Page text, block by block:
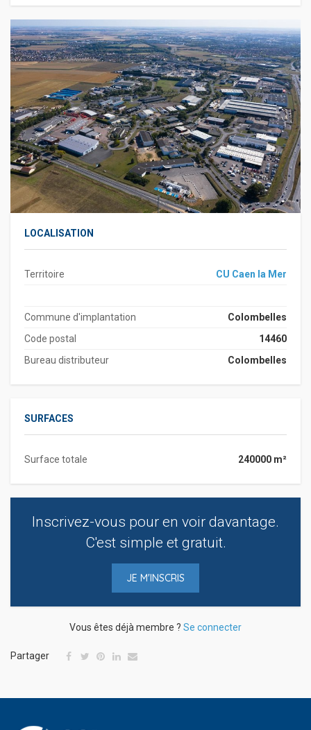
LOCALISATION
Territoire CU Caen la Mer
Commune d'implantation
Colombelles
Code postal
14460
Bureau distributeur
Colombelles
SURFACES
Surface totale 240000 m²
Inscrivez-vous pour en voir davantage.
C'est simple et gratuit.
JE M'INSCRIS
Vous êtes déjà membre ? Se connecter
Partager